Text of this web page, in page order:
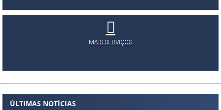
MAIS SERVIÇOS
ÚLTIMAS NOTÍCIAS